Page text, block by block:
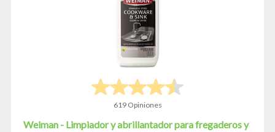
619 Opiniones
Weiman - Limpiador y abrillantador para fregaderos y